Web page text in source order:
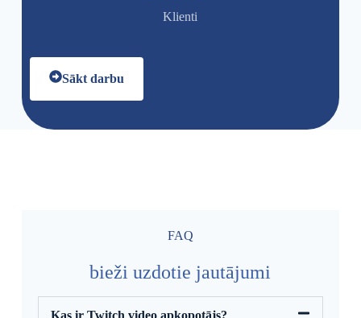
Klienti
Sākt darbu
FAQ
bieži uzdotie jautājumi
Kas ir Twitch video apkopotājs?